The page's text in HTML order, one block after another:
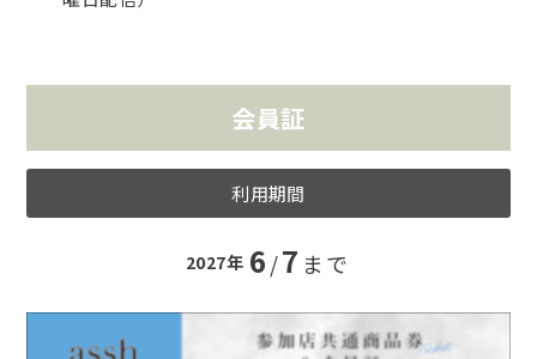
会員証
利用期間
2027年 6/7 まで